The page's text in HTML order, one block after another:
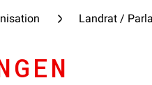
Landrat /